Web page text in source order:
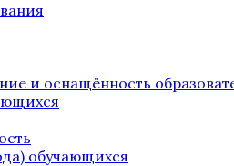
и оснащённость
обучающихся